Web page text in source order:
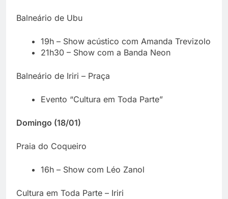
Balneário de Ubu
19h – Show acústico com Amanda Trevizolo
21h30 – Show com a Banda Neon
Balneário de Iriri – Praça
Evento “Cultura em Toda Parte”
Domingo (18/01)
Praia do Coqueiro
16h – Show com Léo Zanol
Cultura em Toda Parte – Iriri